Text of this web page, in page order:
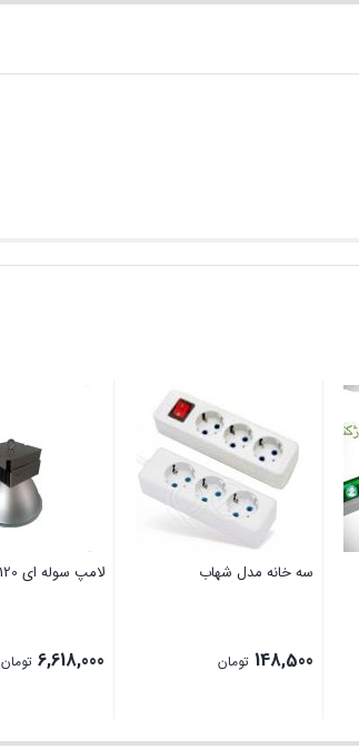
سه خانه مدل شهاب
148,500 تومان
لامپ سوله ای 120 وات نمانور
6,618,000 تومان